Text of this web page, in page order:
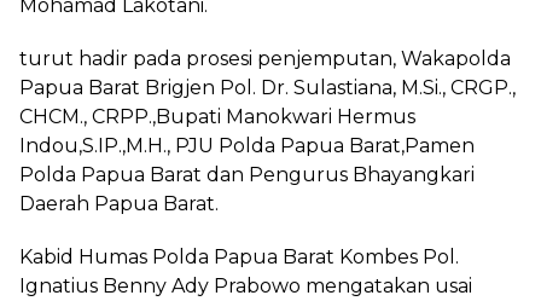
Mohamad Lakotani.
turut hadir pada prosesi penjemputan, Wakapolda
Papua Barat Brigjen Pol. Dr. Sulastiana, M.Si., CRGP.,
CHCM., CRPP.,Bupati Manokwari Hermus
Indou,S.IP.,M.H., PJU Polda Papua Barat,Pamen
Polda Papua Barat dan Pengurus Bhayangkari
Daerah Papua Barat.
Kabid Humas Polda Papua Barat Kombes Pol.
Ignatius Benny Ady Prabowo mengatakan usai